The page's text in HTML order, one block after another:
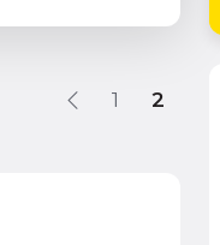
1 2